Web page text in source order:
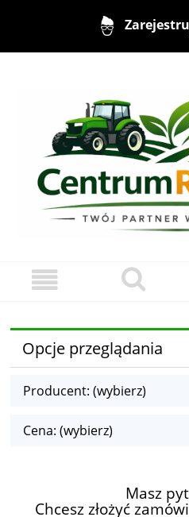
Opcje przeglądania
Producent: (wybierz)
Cena: (wybierz)
Masz
Chcesz złożyć